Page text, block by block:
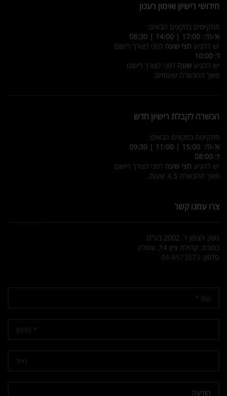
חידושי רישיון ואימון רענון
מתקיימים במקצים הבאים:
א’-ה’: 17:00 | 14:00 | 08:30
יש להגיע חצי שעה לפני לצורך רישום
ו’: 10:00
יש להגיע שעה לפני לצורך רישום
משך ההכשרה שעתיים.
הכשרה לקבלת רישיון חדש
מתקיימת במקצים הבאים:
א’-ה’: 15:00 | 11:00 | 09:30
ו’: 08:00
יש להגיע חצי שעה לפני לצורך רישום
משך ההכשרה 4.5 שעות.
צרו עמנו קשר
נשק הצפון ר. 2002 בע”מ
כתובת: קהילת ציון 14, עפולה
טלפון: 04-6573573